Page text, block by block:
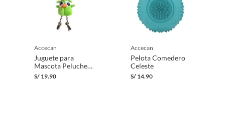
accecan
Juguete para
Mascota Peluche
Buho
S/ 19.90
accecan
Pelota Comedero
Celeste
S/ 14.90